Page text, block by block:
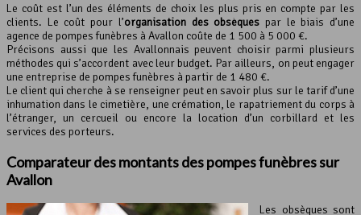
Le coût est l’un des éléments de choix les plus pris en compte par les
clients. Le coût pour l’organisation des obsèques par le biais d’une
agence de pompes funèbres à Avallon coûte de 1 500 à 5 000 €.
Précisons aussi que les Avallonnais peuvent choisir parmi plusieurs
méthodes qui s’accordent avec leur budget. Par ailleurs, on peut engager
une entreprise de pompes funèbres à partir de 1 480 €.
Le client qui cherche à se renseigner peut en savoir plus sur le tarif d’une
inhumation dans le cimetière, une crémation, le rapatriement du corps à
l’étranger, un cercueil ou encore la location d’un corbillard et les
services des porteurs.
Comparateur des montants des pompes funèbres sur
Avallon
Les obsèques sont